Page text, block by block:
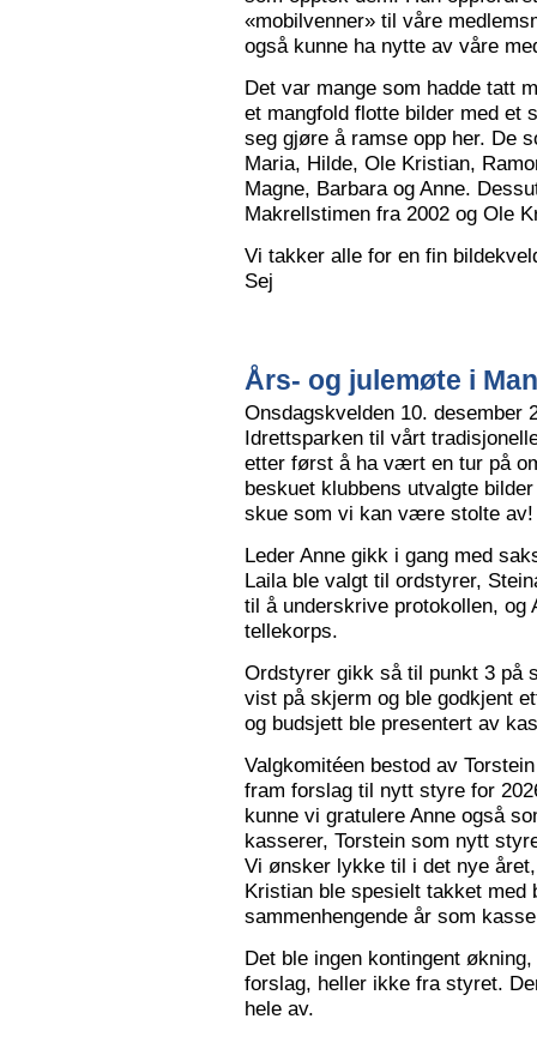
«mobilvenner» til våre
også kunne ha nytte av våre
Det var mange som hadde tatt
et mangfold flotte bilder med et
seg gjøre å ramse opp her. De
Maria, Hilde, Ole Kristian,
Magne, Barbara og Anne.
Makrellstimen fra 2002 og Ole
Vi takker alle for en fin
Sej
Års- og julemøte i
Onsdagskvelden 10. desember
Idrettsparken til vårt
etter først å ha vært en tur på
beskuet klubbens utvalgte
skue som vi kan være stolte av!
Leder Anne gikk i gang med
Laila ble valgt til ordstyrer,
til å underskrive protokollen, og
tellekorps.
Ordstyrer gikk så til punkt 3 på
vist på skjerm og ble godkjent
og budsjett ble presentert av
Valgkomitéen bestod av
fram forslag til nytt styre for
kunne vi gratulere Anne også
kasserer, Torstein som nytt
Vi ønsker lykke til i det nye
Kristian ble spesielt takket med
sammenhengende år som
Det ble ingen kontingent
forslag, heller ikke fra styret.
hele av.